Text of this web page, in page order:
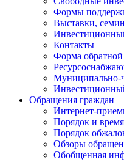
Формы
Выставки,
Контакты
Форма обратной
Муниципально-
Обращения граждан
Интернет-
Порядок и
Порядок
Обзоры
Обобщенная